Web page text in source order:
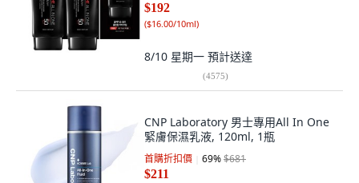
$192
($16.00/10ml)
8/10 星期一 預計送達
(4575)
CNP Laboratory 男士專用All In One
緊膚保濕乳液, 120ml, 1瓶
首購折扣價 69%$681
$211